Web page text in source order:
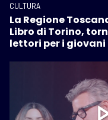
CULTURA
La Regione
Libro di Torino,
lettori per i giovani